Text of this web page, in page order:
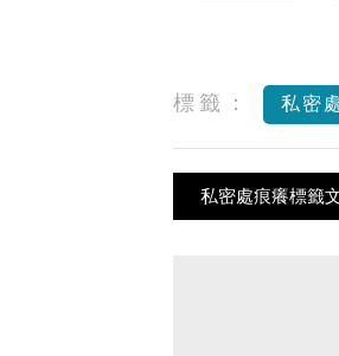
標籤： 私密
私密處痕癢標籤